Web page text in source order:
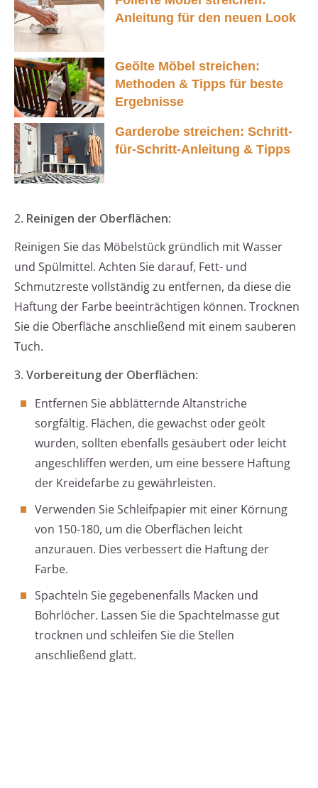
Anleitung für den neuen Look
Geölte Möbel streichen:
Methoden & Tipps für beste
Ergebnisse
Garderobe streichen: Schritt-
für-Schritt-Anleitung & Tipps
2. Reinigen der Oberflächen:
Reinigen Sie das Möbelstück gründlich mit Wasser
und Spülmittel. Achten Sie darauf, Fett- und
Schmutzreste vollständig zu entfernen, da diese die
Haftung der Farbe beeinträchtigen können. Trocknen
Sie die Oberfläche anschließend mit einem sauberen
Tuch.
3. Vorbereitung der Oberflächen:
Entfernen Sie abblätternde Altanstriche
sorgfältig. Flächen, die gewachst oder geölt
wurden, sollten ebenfalls gesäubert oder leicht
angeschliffen werden, um eine bessere Haftung
der Kreidefarbe zu gewährleisten.
Verwenden Sie Schleifpapier mit einer Körnung
von 150-180, um die Oberflächen leicht
anzurauen. Dies verbessert die Haftung der
Farbe.
Spachteln Sie gegebenenfalls Macken und
Bohrlöcher. Lassen Sie die Spachtelmasse gut
trocknen und schleifen Sie die Stellen
anschließend glatt.